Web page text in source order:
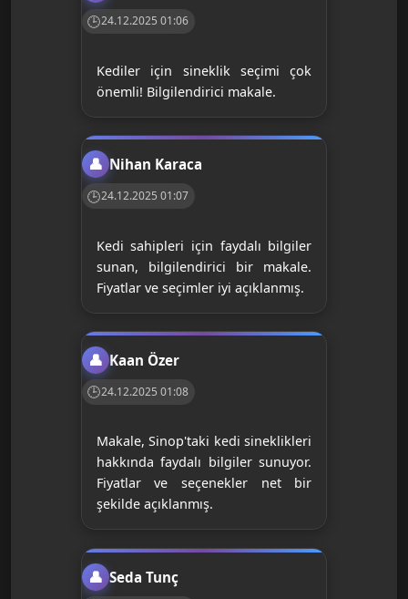
24.12.2025 01:06
Kediler için sineklik seçimi çok
önemli! Bilgilendirici makale.
Nihan Karaca
24.12.2025 01:07
Kedi sahipleri için faydalı bilgiler
sunan, bilgilendirici bir makale.
Fiyatlar ve seçimler iyi açıklanmış.
Kaan Özer
24.12.2025 01:08
Makale, Sinop'taki kedi sineklikleri
hakkında faydalı bilgiler sunuyor.
Fiyatlar ve seçenekler net bir
şekilde açıklanmış.
Seda Tunç